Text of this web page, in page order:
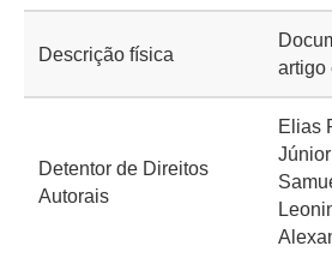
Descrição física
artigo
Detentor de Direitos
Autorais
Elias
Júnior